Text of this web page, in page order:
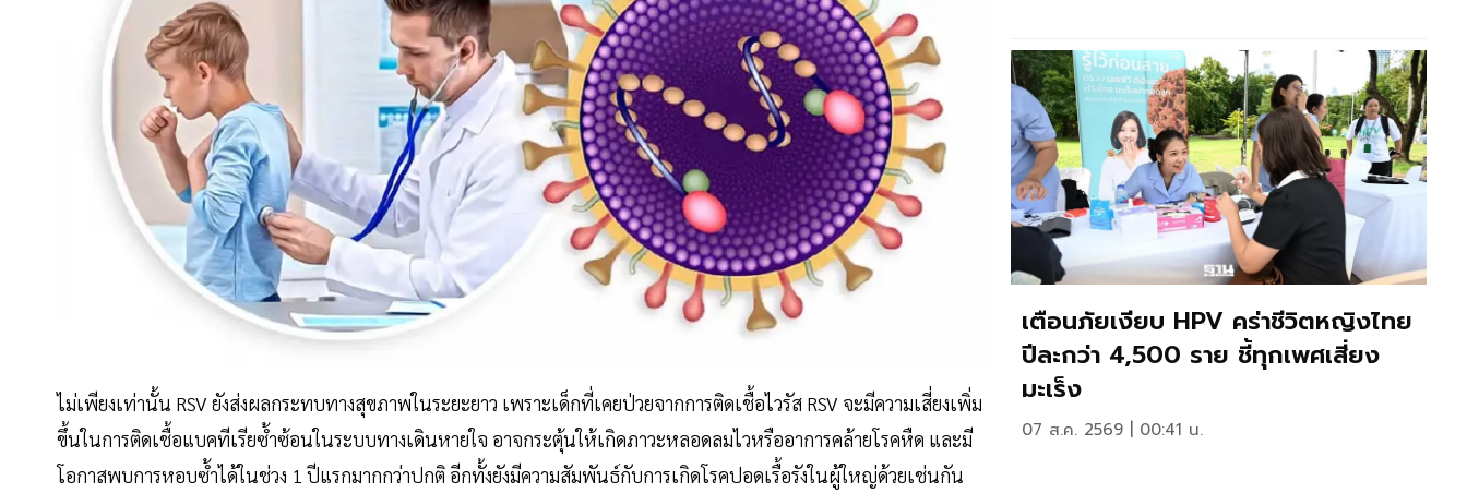
ไม่เพียงเท่านั้น RSV ยังส่งผลกระทบทางสุขภาพในระยะยาว เพราะเด็กที่เคยป่วยจากการติดเชื้อไวรัส RSV จะมีความเสี่ยงเพิ่ม
ขึ้นในการติดเชื้อแบคทีเรียซ้ำซ้อนในระบบทางเดินหายใจ อาจกระตุ้นให้เกิดภาวะหลอดลมไวหรืออาการคล้ายโรคหืด และมี
โอกาสพบการหอบซ้ำได้ในช่วง 1 ปีแรกมากกว่าปกติ อีกทั้งยังมีความสัมพันธ์กับการเกิดโรคปอดเรื้อรังในผู้ใหญ่ด้วยเช่นกัน
เตือนภัยเงียบ HPV คร่าชีวิตหญิงไทย
ปีละกว่า 4,500 ราย ชี้ทุกเพศเสี่ยง
มะเร็ง
07 ส.ค. 2569 | 00:41 น.